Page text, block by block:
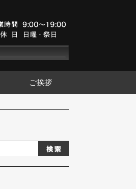
ご挨拶